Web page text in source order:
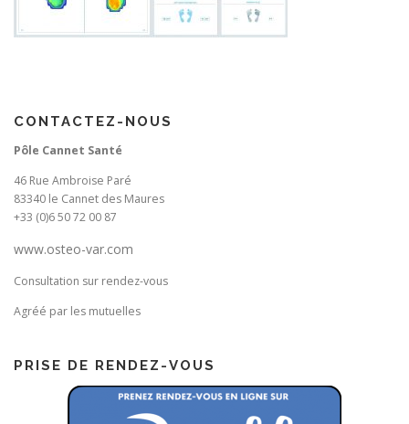
CONTACTEZ-NOUS
Pôle Cannet Santé
46 Rue Ambroise Paré
83340 le Cannet des Maures
+33 (0)6 50 72 00 87
www.osteo-var.com
Consultation sur rendez-vous
Agréé par les mutuelles
PRISE DE RENDEZ-VOUS